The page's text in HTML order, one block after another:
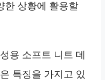
한 상황에 활용할
용 소프트 니트 데
특징을 가지고 있